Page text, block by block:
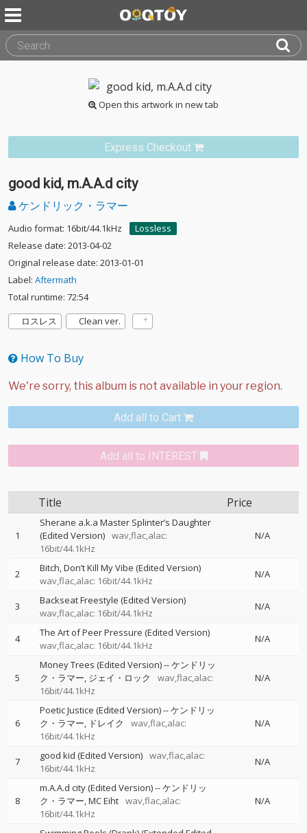
Open this artwork in new tab
Express Checkout
good kid, m.A.A.d city
ケンドリック・ラマー
Audio format: 16bit/44.1kHz
Lossless
Release date: 2013-04-02
Original release date: 2013-01-01
Label: Aftermath
Total runtime: 72:54
ロスレス
Clean ver.
How To Buy
Add all to Cart
Add all to INTEREST
Title Price
1
Sherane a.k.a Master Splinter’s Daughter
(Edited Version) wav,flac,alac:
16bit/44.1kHz
N/A
2
Bitch, Don’t Kill My Vibe (Edited Version)
wav,flac,alac: 16bit/44.1kHz
N/A
3
Backseat Freestyle (Edited Version)
wav,flac,alac: 16bit/44.1kHz
N/A
4
The Art of Peer Pressure (Edited Version)
wav,flac,alac: 16bit/44.1kHz
N/A
5
Money Trees (Edited Version)--ケンドリッ
ク・ラマー ジェイ・ロック
wav,flac,alac:
16bit/44.1kHz
N/A
6
Poetic Justice (Edited Version)--ケンドリッ
ク・ラマー
ドレイク
wav,flac,alac:
16bit/44.1kHz
N/A
7 good kid (Edited Version) wav,flac,alac:
16bit/44.1kHz
N/A
8
m.A.A.d city (Edited Version)--ケンドリッ
ク・ラマー MC Eiht wav,flac,alac:
16bit/44.1kHz
N/A